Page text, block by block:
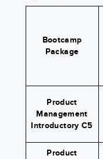
Bootcamp
Package
Product
Management
Introductory C5
Product